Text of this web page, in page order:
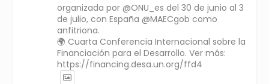
organizada por @ONU_es del 30 de junio al 3
de julio, con España @MAECgob como
anfitriona.
🌍 Cuarta Conferencia Internacional sobre la
Financiación para el Desarrollo. Ver más:
https://financing.desa.un.org/ffd4